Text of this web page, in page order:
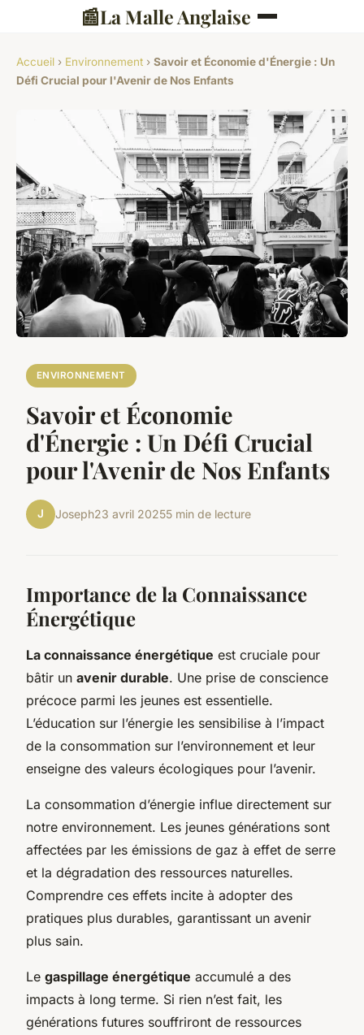
📰La Malle Anglaise
Accueil › Environnement › Savoir et Économie d'Énergie : Un
Défi Crucial pour l'Avenir de Nos Enfants
ENVIRONNEMENT
Savoir et Économie
d'Énergie : Un Défi Crucial
pour l'Avenir de Nos Enfants
J Joseph23 avril 20255 min de lecture
Importance de la Connaissance
Énergétique
La connaissance énergétique est cruciale pour
bâtir un avenir durable. Une prise de conscience
précoce parmi les jeunes est essentielle.
L’éducation sur l’énergie les sensibilise à l’impact
de la consommation sur l’environnement et leur
enseigne des valeurs écologiques pour l’avenir.
La consommation d’énergie influe directement sur
notre environnement. Les jeunes générations sont
affectées par les émissions de gaz à effet de serre
et la dégradation des ressources naturelles.
Comprendre ces effets incite à adopter des
pratiques plus durables, garantissant un avenir
plus sain.
Le gaspillage énergétique accumulé a des
impacts à long terme. Si rien n’est fait, les
générations futures souffriront de ressources